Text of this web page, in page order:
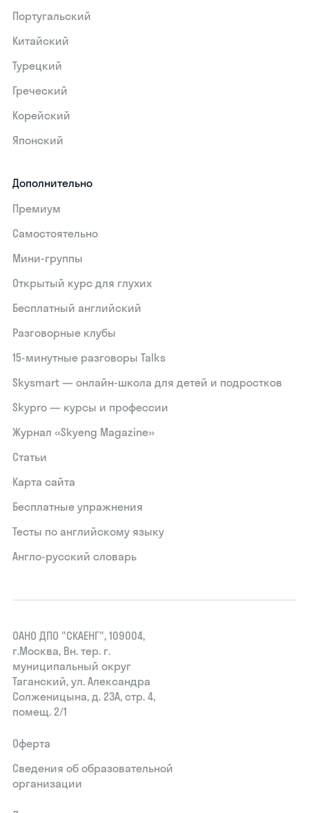
Португальский
Китайский
Турецкий
Греческий
Корейский
Японский
Дополнительно
Премиум
Самостоятельно
Мини-группы
Открытый курс для глухих
Бесплатный английский
Разговорные клубы
15‑минутные разговоры Talks
Skysmart — онлайн-школа для детей и подростков
Skypro — курсы и профессии
Журнал «Skyeng Magazine»
Статьи
Карта сайта
Бесплатные упражнения
Тесты по английскому языку
Англо-русский словарь
ОАНО ДПО "СКАЕНГ", 109004,
г.Москва, Вн. тер. г.
муниципальный округ
Таганский, ул. Александра
Солженицына, д. 23А, стр. 4,
помещ. 2/1
Оферта
Сведения об образовательной
организации